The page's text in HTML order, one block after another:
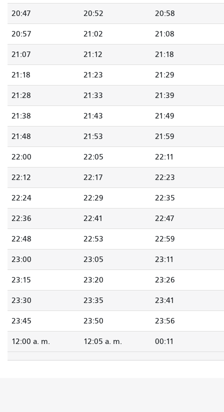
20:47 20:52 20:58
20:57 21:02 21:08
21:07 21:12 21:18
21:18 21:23 21:29
21:28 21:33 21:39
21:38 21:43 21:49
21:48 21:53 21:59
22:00 22:05 22:11
22:12 22:17 22:23
22:24 22:29 22:35
22:36 22:41 22:47
22:48 22:53 22:59
23:00 23:05 23:11
23:15 23:20 23:26
23:30 23:35 23:41
23:45 23:50 23:56
12:00 a. m. 12:05 a. m. 00:11